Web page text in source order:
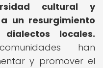
cultural y
un resurgimiento
locales.
han
y promover el